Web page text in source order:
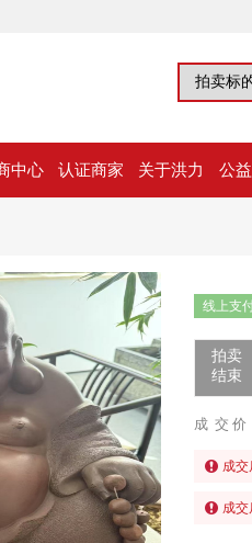
中心 认证商家 关于洪力 公
线上支
拍卖
结束
成 交 价
成
成